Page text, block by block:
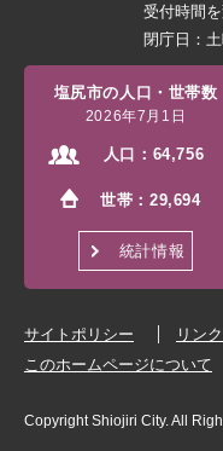
受付時間を
閉庁日：
塩尻市の人口・世帯数
2026年7月1日
人口： 64,756
世帯：29,694
統計情報
サイトポリシー
リン
このホームページについて
Copyright Shiojiri City. All